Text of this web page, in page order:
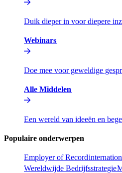
Duik dieper in voor diepere
Webinars​​
Doe mee voor geweldige
Alle Middelen​​
Een wereld van ideeën en
Populaire onderwerpen​​
Employer of Record​​
Wereldwijde Bedrijfsstrategie​​